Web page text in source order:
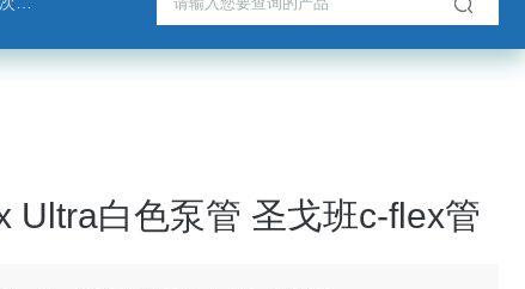
Ultra白色泵管 圣戈班c-flex管